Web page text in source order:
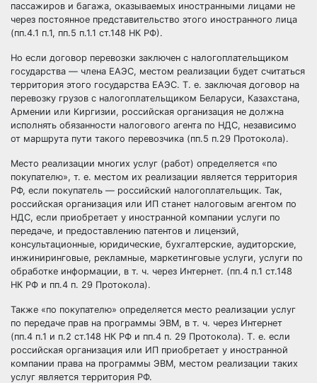
пассажиров и багажа, оказываемых иностранными лицами не
через постоянное представительство этого иностранного лица
(пп.4.1 п.1, пп.5 п.1.1 ст.148 НК РФ).
Но если договор перевозки заключен с налогоплательщиком
государства — члена ЕАЭС, местом реализации будет считаться
территория этого государства ЕАЭС. Т. е. заключая договор на
перевозку грузов с налогоплательщиком Беларуси, Казахстана,
Армении или Киргизии, российская организация не должна
исполнять обязанности налогового агента по НДС, независимо
от маршрута пути такого перевозчика (пп.5 п.29 Протокола).
Место реализации многих услуг (работ) определяется «по
покупателю», т. е. местом их реализации является территория
РФ, если покупатель — российский налогоплательщик. Так,
российская организация или ИП станет налоговым агентом по
НДС, если приобретает у иностранной компании услуги по
передаче, и предоставлению патентов и лицензий,
консультационные, юридические, бухгалтерские, аудиторские,
инжиниринговые, рекламные, маркетинговые услуги, услуги по
обработке информации, в т. ч. через Интернет. (пп.4 п.1 ст.148
НК РФ и пп.4 п. 29 Протокола).
Также «по покупателю» определяется место реализации услуг
по передаче прав на программы ЭВМ, в т. ч. через Интернет
(пп.4 п.1 и п.2 ст.148 НК РФ и пп.4 п. 29 Протокола). Т. е. если
российская организация или ИП приобретает у иностранной
компании права на программы ЭВМ, местом реализации таких
услуг является территория РФ.